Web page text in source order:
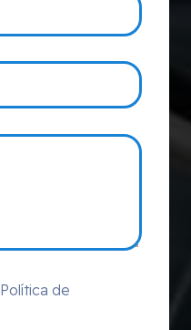
Política de